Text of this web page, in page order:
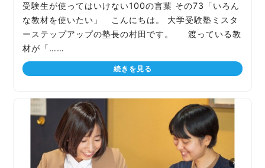
受験生が使ってはいけない100の言葉 その73「いろん
な教材を使いたい」 こんにちは。 大学受験塾ミスタ
ーステップアップの塾長の村田です。 渡っている教
材が「……
続きを見る